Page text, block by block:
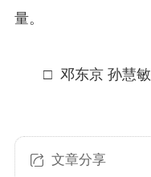
量。
□ 邓东京 孙慧敏
文章分享